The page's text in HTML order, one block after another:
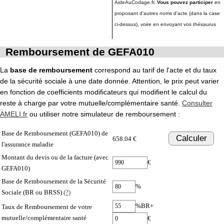
AideAuCodage.fr. Vous pouvez participer en
proposant d'autres noms d'acte (dans la case
ci-dessus), voire en envoyant vos thésaurus
Remboursement de GEFA010
La base de remboursement correspond au tarif de l'acte et du taux
de la sécurité sociale à une date donnée. Attention, le prix peut varier
en fonction de coefficients modificateurs qui modifient le calcul du
reste à charge par votre mutuelle/complémentaire santé. Consulter
AMELI.fr ou utiliser notre simulateur de remboursement :
Base de Remboursement (GEFA010) de
l'assurance maladie
658.04 € Calculer
Montant du devis ou de la facture (avec
GEFA010)
€
Base de Remboursement de la Sécurité
Sociale (BR ou BRSS) (?)
%
Taux de Remboursement de votre
mutuelle/complémentaire santé
%BR+
€